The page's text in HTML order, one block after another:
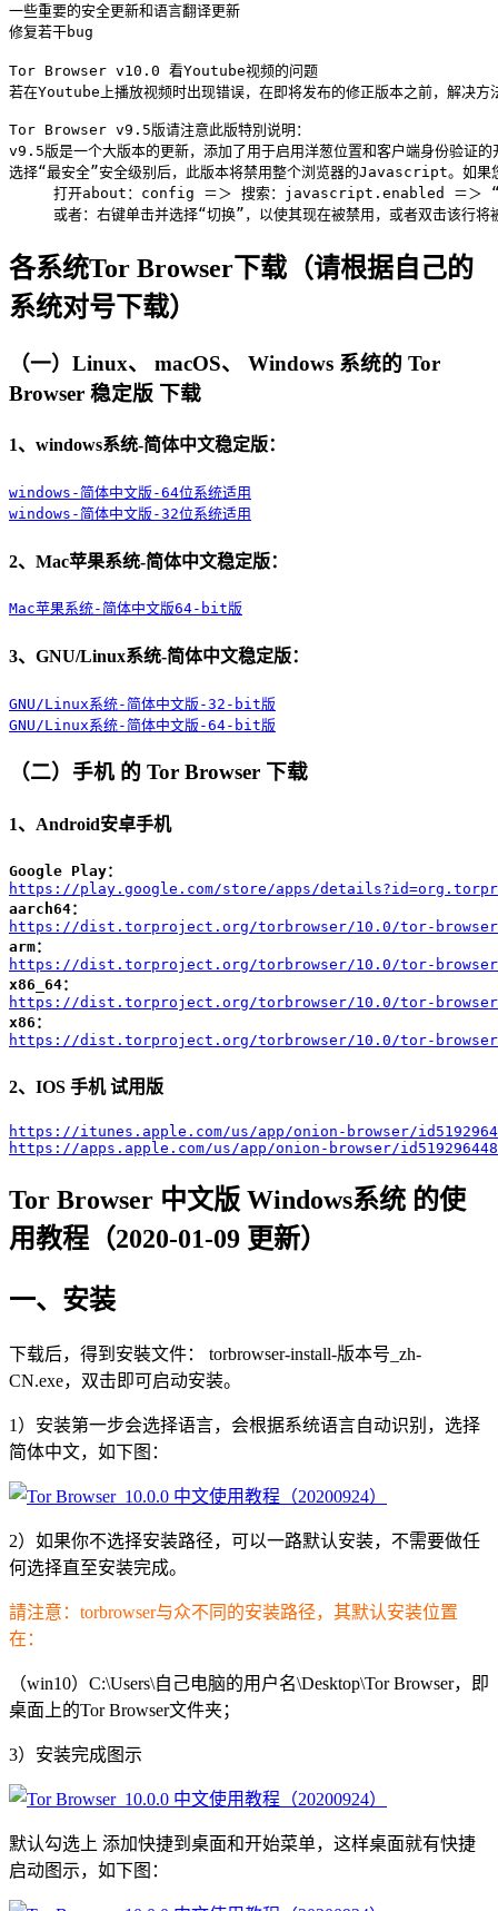
一些重要的安全更新和语言翻译更新
修复若干bug
Tor Browser v10.0 看Youtube视频的问题
若在Youtube上播放视频时出现错误，在即将发布的修正版本之前，
Tor Browser v9.5版请注意此版特別说明：
v9.5版是一个大版本的更新，添加了用于启用洋葱位置和客户端身份验证的
选择“最安全”安全级别后，此版本将禁用整个浏览器的Javascript。如
打开about：config ＝＞ 搜索：javascript.enabled ＝＞
各系统Tor Browser下载（请根据自己的
系统对号下载）
（一）Linux、 macOS、 Windows 系统的 Tor
Browser 稳定版 下载
1、windows系统-简体中文稳定版：
windows-简体中文版-64位系统适用
windows-简体中文版-32位系统适用
2、Mac苹果系统-简体中文稳定版：
Mac苹果系统-简体中文版64-bit版
3、GNU/Linux系统-简体中文稳定版：
GNU/Linux系统-简体中文版-32-bit版
GNU/Linux系统-简体中文版-64-bit版
（二）手机 的 Tor Browser 下载
1、Android安卓手机
Google Play：
https://play.google.com/store/apps/
aarch64：
https://dist.torproject.org/torbrowser/10.0/tor-
arm：
https://dist.torproject.org/torbrowser/10.0/tor-
x86_64：
https://dist.torproject.org/torbrowser/10.0/tor-
x86：
https://dist.torproject.org/torbrowser/10.0/tor-
2、IOS 手机 试用版
https://itunes.apple.com/us/app/onion-browser/
https://apps.apple.com/us/app/onion-browser/id519296448
Tor Browser 中文版 Windows系统 的使
用教程（2020-01-09 更新）
一、安装
下载后，得到安裝文件： torbrowser-install-版本号_zh-
CN.exe，双击即可启动安装。
1）安装第一步会选择语言，会根据系统语言自动识别，选择
简体中文，如下图：
2）如果你不选择安装路径，可以一路默认安装，不需要做任
何选择直至安装完成。
請注意：torbrowser与众不同的安装路径，其默认安装位置
在：
（win10）C:\Users\自己电脑的用户名\Desktop\Tor Browser，即
桌面上的Tor Browser文件夹；
3）安装完成图示
默认勾选上 添加快捷到桌面和开始菜单，这样桌面就有快捷
启动图示，如下图：